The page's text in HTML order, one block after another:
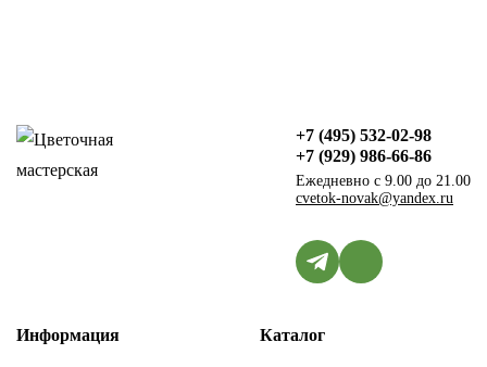
+7 (495) 532-02-98
+7 (929) 986-66-86
Ежедневно с 9.00 до 21.00
cvetok-novak@yandex.ru
Информация Каталог